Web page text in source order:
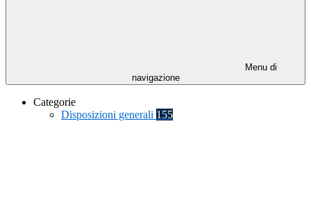
Menu di
navigazione
Categorie
Disposizioni generali 155